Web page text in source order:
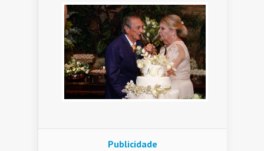
Publicidade